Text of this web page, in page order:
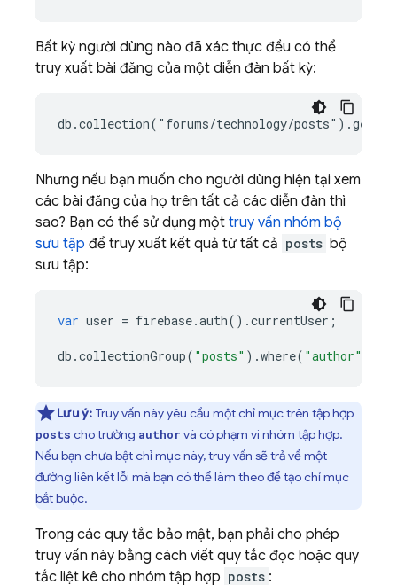
Bất kỳ người dùng nào đã xác thực đều có thể
truy xuất bài đăng của một diễn đàn bất kỳ:
Nhưng nếu bạn muốn cho người dùng hiện tại xem
các bài đăng của họ trên tất cả các diễn đàn thì
sao? Bạn có thể sử dụng một truy vấn nhóm bộ
sưu tập để truy xuất kết quả từ tất cả posts bộ
sưu tập:
var user = firebase.auth() .currentUser ;
db .collectionGroup( "posts" ) .where( "author"
Lưu ý: Truy vấn này yêu cầu một chỉ mục trên tập hợp
posts cho trường author và có phạm vi nhóm tập hợp.
Nếu bạn chưa bật chỉ mục này, truy vấn sẽ trả về một
đường liên kết lỗi mà bạn có thể làm theo để tạo chỉ mục
bắt buộc.
Trong các quy tắc bảo mật, bạn phải cho phép
truy vấn này bằng cách viết quy tắc đọc hoặc quy
tắc liệt kê cho nhóm tập hợp posts :